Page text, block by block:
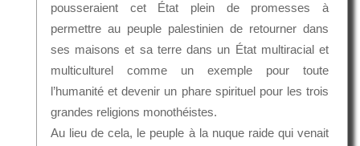
pousseraient cet État plein de promesses à
permettre au peuple palestinien de retourner dans
ses maisons et sa terre dans un État multiracial et
multiculturel comme un exemple pour toute
l’humanité et devenir un phare spirituel pour les trois
grandes religions monothéistes.
Au lieu de cela, le peuple à la nuque raide qui venait